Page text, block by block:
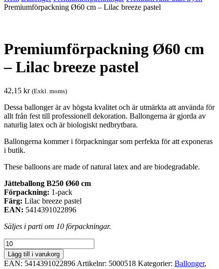
Premiumförpackning Ø60 cm – Lilac breeze pastel
Premiumförpackning Ø60 cm
– Lilac breeze pastel
42,15 kr (Exkl. moms)
Dessa ballonger är av högsta kvalitet och är utmärkta att använda för
allt från fest till professionell dekoration. Ballongerna är gjorda av
naturlig latex och är biologiskt nedbrytbara.
Ballongerna kommer i förpackningar som perfekta för att exponeras
i butik.
These balloons are made of natural latex and are biodegradable.
Jätteballong B250 Ø60 cm
Förpackning: 1-pack
Färg: Lilac breeze pastel
EAN: 5414391022896
Säljes i parti om 10 förpackningar.
Premiumförpackning
Ø60
cm
Lägg till i varukorg
EAN: 5414391022896 Artikelnr: 5000518 Kategorier: Ballonger,